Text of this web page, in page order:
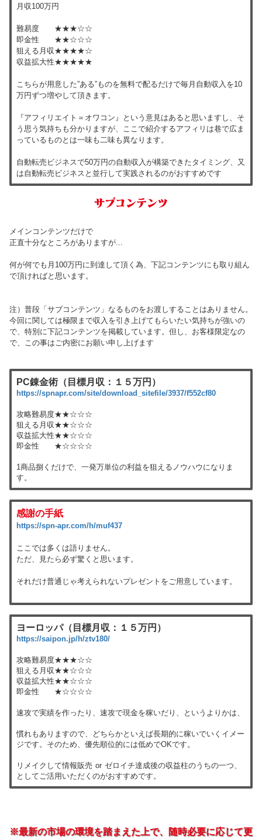
月収100万円
難易度 ★★★☆☆
即金性 ★★☆☆☆
狙える月収★★★★☆
収益拡大性★★★★★
こちらが用意した”ある”ものを無料で配るだけで毎月自動収入を10
万円ずつ増やして頂きます。
『アフィリエイト＝オワコン』という意見はあると思いますし、そ
う思う気持ちも分かりますが、ここで紹介するアフィリは巷で広ま
っているものとは一味も二味も異なります。
自動転売ビジネスで50万円の自動収入が構築できたタイミング、又
は自動転売ビジネスと並行して実践されるのがおすすめです
サブコンテンツ
メインコンテンツだけで
正直十分なところがありますが...
何が何でも月100万円に到達して頂く為、下記コンテンツにも取り組ん
で頂ければと思います。
注）普段「サブコンテンツ」なるものをお渡しすることはありません。
今回に関しては極限まで収入を引き上げてもらいたい気持ちが強いの
で、特別に下記コンテンツを掲載しています。但し、お客様限定なの
で、この事はご内密にお願い申し上げます
PC錬金術（目標月収：１５万円）
https://spnapr.com/site/download_sitefile/3937/f552cf80
攻略難易度★★☆☆☆
狙える月収★★☆☆☆
収益拡大性★★☆☆☆
即金性 ★☆☆☆☆
1商品捌くだけで、一発万単位の利益を狙えるノウハウになりま
す。
感謝の手紙
https://spn-apr.com/h/muf437
ここでは多くは語りません。
ただ、見たら必ず驚くと思います。
それだけ普通じゃ考えられないプレゼントをご用意しています。
ヨーロッパ（目標月収：１５万円）
https://saipon.jp/h/ztv180/
攻略難易度★★★☆☆
狙える月収★★☆☆☆
収益拡大性★★☆☆☆
即金性 ★☆☆☆☆
速攻で実績を作ったり、速攻で現金を稼いだり、というよりかは、
慣れもありますので、どちらかといえば長期的に稼いでいくイメー
ジです。そのため、優先順位的には低めでOKです。
リメイクして情報販売 or ゼロイチ達成後の収益柱のうちの一つ、
としてご活用いただくのがおすすめです。
※最新の市場の環境を踏まえた上で、随時必要に応じて更